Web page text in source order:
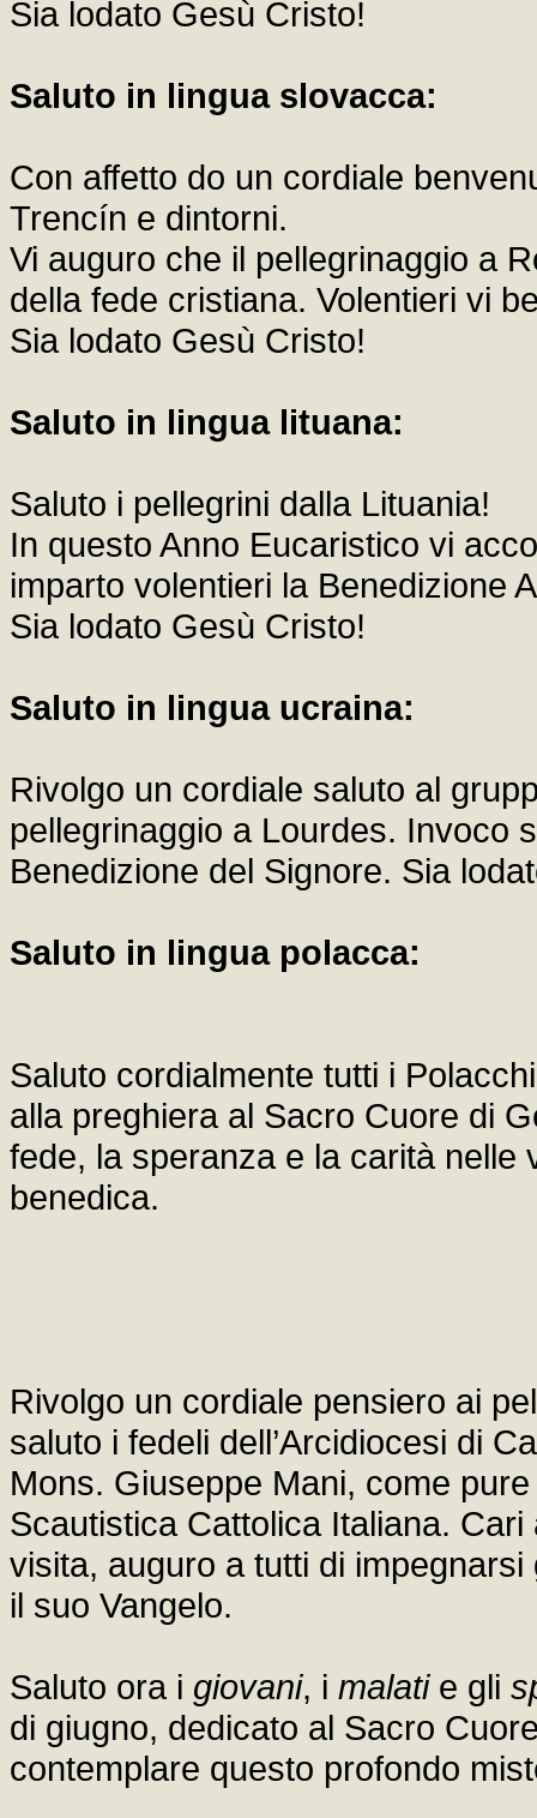
Sia lodato Gesù Cristo!
Saluto in lingua slovacca:
Con affetto do un cordiale
Trencín e dintorni.
Vi auguro che il pellegrinaggio a
della fede cristiana. Volentieri vi
Sia lodato Gesù Cristo!
Saluto in lingua lituana:
Saluto i pellegrini dalla Lituania!
In questo Anno Eucaristico vi
imparto volentieri la Benedizione
Sia lodato Gesù Cristo!
Saluto in lingua ucraina:
Rivolgo un cordiale saluto al
pellegrinaggio a Lourdes. Invoco
Benedizione del Signore. Sia
Saluto in lingua polacca:
Saluto cordialmente tutti i
alla preghiera al Sacro Cuore di
fede, la speranza e la carità nelle
benedica.
Rivolgo un cordiale pensiero ai
saluto i fedeli dell’Arcidiocesi di
Mons. Giuseppe Mani, come
Scautistica Cattolica Italiana.
visita, auguro a tutti di
il suo Vangelo.
Saluto ora i giovani, i malatie gli
di giugno, dedicato al Sacro
contemplare questo profondo